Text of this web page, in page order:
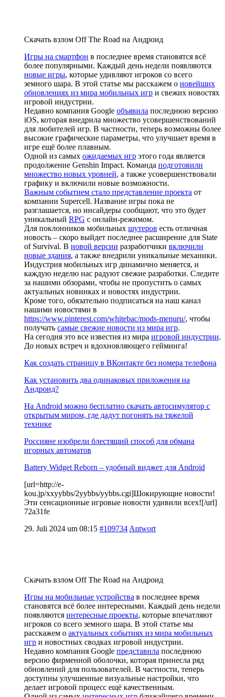
Скачать взлом Off The Road на Андроид
Игры на смартфон в последнее время становятся всё
более популярными. Каждый день недели появляются
новые игры, которые удивляют игроков со всего
земного шара. В этой статье мы расскажем о новейших
обновлениях из мира мобильных игр и свежих новостях
игровой индустрии.
Недавно компания Google объявила последнюю версию
iOS, которая внедрила множество усовершенствований
для любителей игр. В частности, теперь возможны более
высокие графические параметры, что улучшает время в
игре ещё более плавным.
Одной из самых ожидаемых игр этого года является
продолжение Genshin Impact. Команда подготовили
множество новых уровней, а также усовершенствовали
графику и включили новые возможности.
Важным событием стало представление проекта от
компании Supercell. Название игры пока не
разглашается, но инсайдеры сообщают, что это будет
уникальный RPG с онлайн-режимом.
Для поклонников мобильных шутеров есть отличная
новость – скоро выйдет последнее расширение для State
of Survival. В новой версии разработчики включили
новые здания, а также внедрили уникальные механики.
Индустрия мобильных игр динамично меняется, и
каждую неделю нас радуют свежие разработки. Следите
за нашими обзорами, чтобы не пропустить о самых
актуальных новинках и новостях индустрии.
Кроме того, обязательно подписаться на наш канал
нашими новостями в
https://www.pinterest.com/whitebac/mods-menuru/, чтобы
получать самые свежие новости из мира игр.
На сегодня это все известия из мира игровой индустрии.
До новых встреч и вдохновляющего гейминга!
Как создать страницу в ВКонтакте без номера телефона
Как установить два одинаковых приложения на
Андроид?
На Android можно бесплатно скачать автосимулятор с
открытым миром, где дадут погонять на тяжелой
технике
Россияне изобрели блестящий способ для обмана
игорных автоматов
Battery Widget Reborn – удобный виджет для Android
[url=http://e-
kou.jp/xxyybbs/2yybbs/yybbs.cgi]Шокирующие новости!
Эти сенсационные игровые новости удивили всех![/url]
72a31fe
29. Juli 2024 um 08:15 #109734 Antwort
Скачать взлом Off The Road на Андроид
Игры на мобильные устройства в последнее время
становятся всё более интересными. Каждый день недели
появляются интересные проекты, которые впечатляют
игроков со всего земного шара. В этой статье мы
расскажем о актуальных событиях из мира мобильных
игр и новостных сводках игровой индустрии.
Недавно компания Google представила последнюю
версию фирменной оболочки, которая принесла ряд
обновлений для пользователей. В частности, теперь
доступны улучшенные визуальные настройки, что
делает игровой процесс ещё качественным.